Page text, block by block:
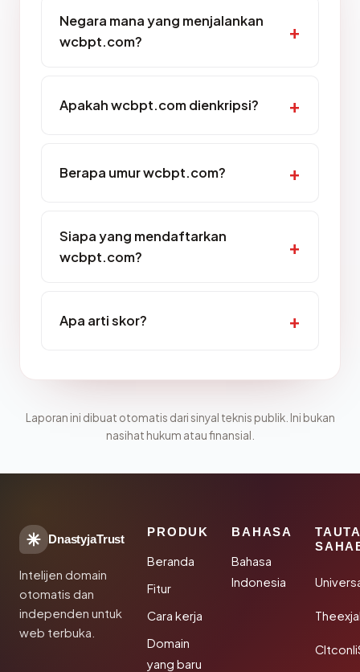
Negara mana yang menjalankan
wcbpt.com?
Apakah wcbpt.com dienkripsi?
Berapa umur wcbpt.com?
Siapa yang mendaftarkan
wcbpt.com?
Apa arti skor?
Laporan ini dibuat otomatis dari sinyal teknis publik. Ini bukan
nasihat hukum atau finansial.
DnastyjaTrust
Intelijen domain
otomatis dan
independen untuk
web terbuka.
PRODUK
Beranda
Fitur
Cara kerja
Domain
yang baru
BAHASA
Bahasa
Indonesia